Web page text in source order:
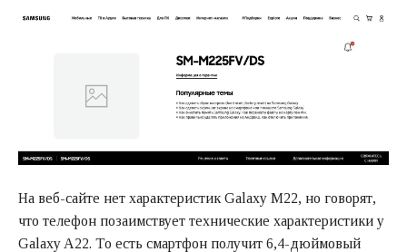
На веб-сайте нет характеристик Galaxy M22, но говорят,
что телефон позаимствует технические характеристики у
Galaxy A22. То есть смартфон получит 6,4-дюймовый